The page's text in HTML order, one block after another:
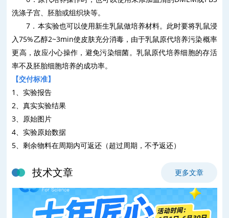
洗涤子宫、胚胎或组织块等。
7 ．本实验也可以使用新生乳鼠做培养材料。此时要将乳鼠浸
入75%乙醇2~3min使皮肤充分消毒，由于乳鼠原代培养污染概率
更高，故应小心操作，避免污染细菌。乳鼠原代培养细胞的存活
率不及胚胎细胞培养的成功率。
【交付标准】
1 、实验报告
2、真实实验结果
3、 原始图片
4、实验原始数据
5、剩余物料在周期内可返还（超过周期，不予返还）
技术文章 更多文章